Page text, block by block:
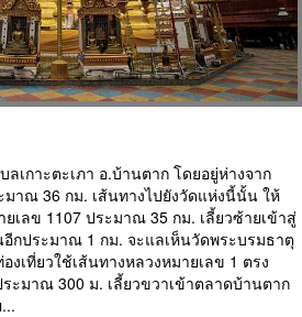
เกาะตะเภา อ.บ้านตาก โดยอยู่ห่างจาก
มาณ 36 กม. เส้นทางไปยังวัดแห่งนี้นั้น ให้
เลข 1107 ประมาณ 35 กม. เลี้ยวซ้ายเข้าสู่
อีกประมาณ 1 กม. จะแลเห็นวัดพระบรมธาตุ
งเที่ยวใช้เส้นทางหลวงหมายเลข 1 ตรง
ะมาณ 300 ม. เลี้ยวขวาเข้าตลาดบ้านตาก